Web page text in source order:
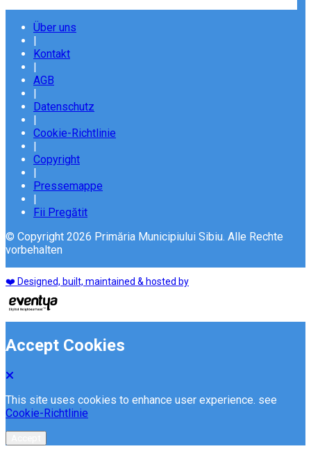
Über uns
Kontakt
AGB
Datenschutz
Cookie-Richtlinie
Copyright
Pressemappe
Fii Pregătit
© Copyright 2026 Primăria Municipiului Sibiu. Alle Rechte
vorbehalten
❤️ Designed, built, maintained & hosted by
Accept Cookies
This site uses cookies to enhance user experience. see
Cookie-Richtlinie